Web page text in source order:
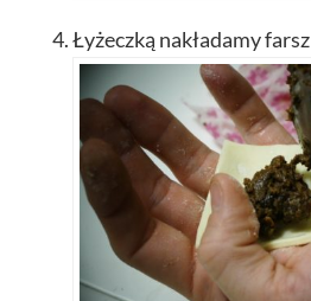
Łyżeczką nakładamy farsz